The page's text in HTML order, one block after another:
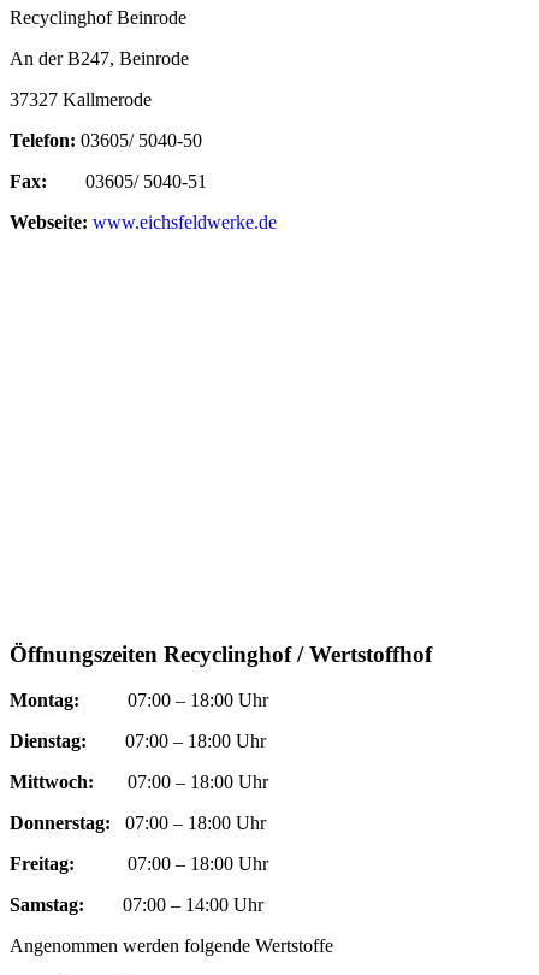
Recyclinghof Beinrode
An der B247, Beinrode
37327 Kallmerode
Telefon: 03605/ 5040-50
Fax: 03605/ 5040-51
Webseite: www.eichsfeldwerke.de
Öffnungszeiten Recyclinghof / Wertstoffhof
Montag: 07:00 – 18:00 Uhr
Dienstag: 07:00 – 18:00 Uhr
Mittwoch: 07:00 – 18:00 Uhr
Donnerstag: 07:00 – 18:00 Uhr
Freitag: 07:00 – 18:00 Uhr
Samstag:
07:00 – 14:00 Uhr
Angenommen werden folgende Wertstoffe